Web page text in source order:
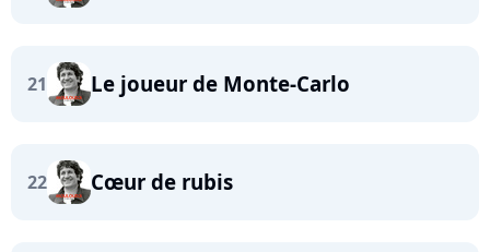
21 Le joueur de Monte-Carlo
22 Cœur de rubis